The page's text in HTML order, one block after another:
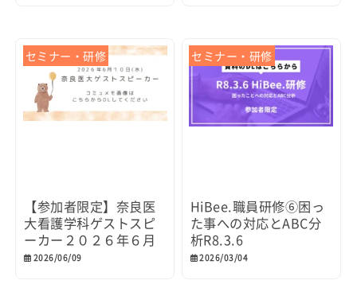
セミナー・研修
【参加者限定】奈良医
大看護学科ゲストスピ
ーカー２０２６年６月
2026/06/09
セミナー・研修
HiBee.職員研修⑥困っ
た事への対応とABC分
析R8.3.6
2026/03/04